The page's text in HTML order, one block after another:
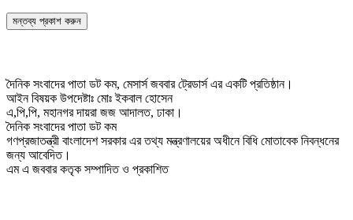
দৈনিক সংবাদের পাতা ডট কম, মেসার্স জববার ট্রেডার্স এর একটি প্রতিষ্ঠান।
আইন বিষয়ক উপদেষ্টাঃ মোঃ ইকবাল হোসেন
এ,পি,পি, মহানগর দায়রা জজ আদালত, ঢাকা।
দৈনিক সংবাদের পাতা ডট কম
গণপ্রজাতন্ত্রী বাংলাদেশ সরকার এর তথ্য মন্ত্রণালয়ের অধীনে বিধি মোতাবেক নিবন্ধনের
জন্য আবেদিত।
এম এ জববার কতৃক সম্পাদিত ও প্রকাশিত